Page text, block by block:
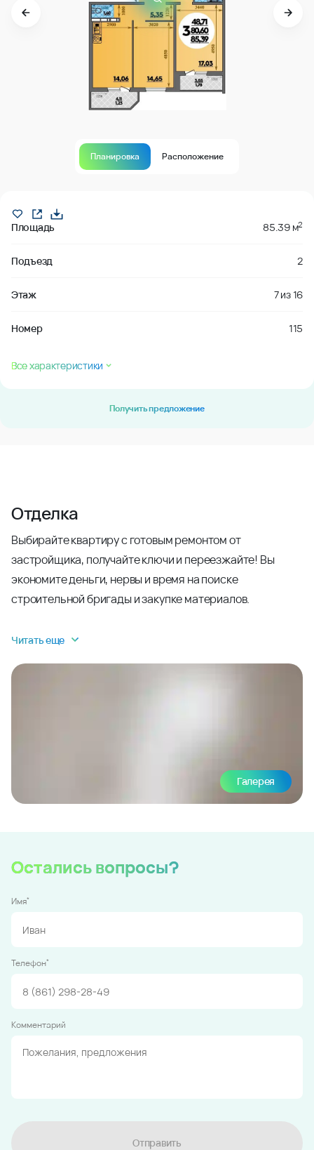
Планировка Расположение
Площадь 85.39 м2
Подъезд 2
Этаж 7из16
Номер 115
Все характеристики
Получить предложение
Отделка
Выбирайте квартиру с готовым ремонтом от
застройщика, получайте ключи и переезжайте! Вы
экономите деньги, нервы и время на поиске
строительной бригады и закупке материалов.
Читать еще
Галерея
Остались вопросы?
Имя*
Телефон*
Комментарий
Отправить